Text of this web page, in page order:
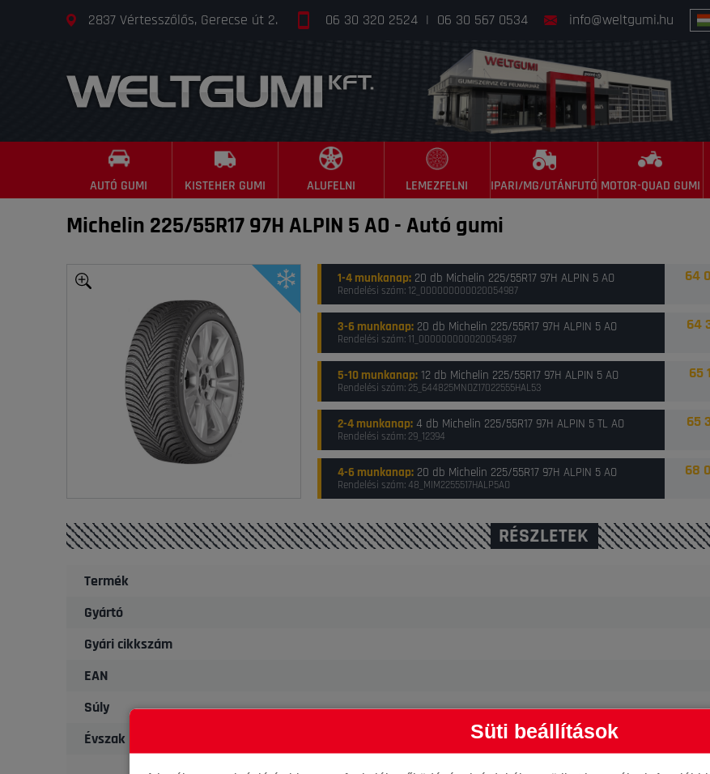
2837 Vértesszőlős, Gerecse út 2. 06 30 320 2524 | 06 30 567 0534 info@weltgumi.hu
AUTÓ GUMI KISTEHER GUMI ALUFELNI LEMEZFELNI IPARI/MG/UTÁNFUTÓ MOTOR-QUAD GUMI
Michelin 225/55R17 97H ALPIN 5 AO -Autó gumi
1-4 munkanap: 20 db Michelin 225/55R17 97H ALPIN 5 AO
Rendelési szám: 12_000000000020054987
64
3-6 munkanap: 20 db Michelin 225/55R17 97H ALPIN 5 AO
Rendelési szám: 11_000000000020054987
64
5-10 munkanap: 12 db Michelin 225/55R17 97H ALPIN 5 AO
Rendelési szám: 25_644825MNOZ17022555HAL53
65
2-4 munkanap: 4 db Michelin 225/55R17 97H ALPIN 5 TL AO
Rendelési szám: 29_12394
65
4-6 munkanap: 20 db Michelin 225/55R17 97H ALPIN 5 AO
Rendelési szám: 48_MIM2255517HALP5AO
68
RÉSZLETEK
Termék
Gyártó
Gyári cikkszám
EAN
Súly
Évszak
Süti beállítások